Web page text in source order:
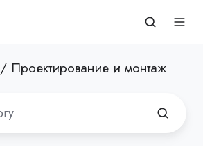
/ Проектирование и монтаж